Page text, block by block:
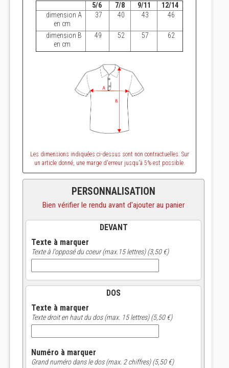
5/6 7/8 9/11
12/14
dimension A
en cm
37 40 43 46
dimension B
en cm
49 52 57 62
Les dimensions indiquées ci-dessus sont non contractuelles. Sur
un article donné, une marge d'erreur jusqu'à 5% est possible.
PERSONNALISATION
Bien vérifier le rendu avant d'ajouter au panier
DEVANT
Texte à marquer
Texte à l'opposé du coeur (max.15 lettres) (3,50 €)
DOS
Texte à marquer
Texte droit en haut du dos (max. 15 lettres) (5,50 €)
Numéro à marquer
Grand numéro dans le dos (max. 2 chiffres) (5,50 €)